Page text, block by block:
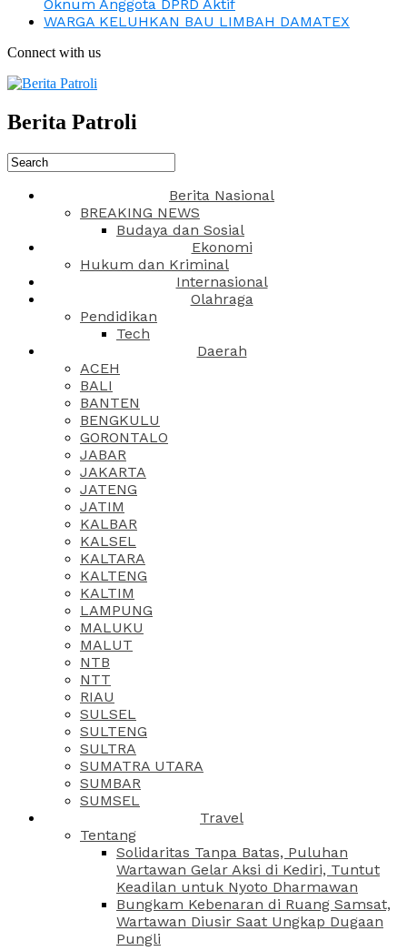
Oknum Anggota DPRD Aktif
WARGA KELUHKAN BAU LIMBAH DAMATEX
Connect with us
Berita Patroli
Berita Nasional
BREAKING NEWS
Budaya dan Sosial
Ekonomi
Hukum dan Kriminal
Internasional
Olahraga
Pendidikan
Tech
Daerah
ACEH
BALI
BANTEN
BENGKULU
GORONTALO
JABAR
JAKARTA
JATENG
JATIM
KALBAR
KALSEL
KALTARA
KALTENG
KALTIM
LAMPUNG
MALUKU
MALUT
NTB
NTT
RIAU
SULSEL
SULTENG
SULTRA
SUMATRA UTARA
SUMBAR
SUMSEL
Travel
Tentang
Solidaritas Tanpa Batas, Puluhan
Wartawan Gelar Aksi di Kediri, Tuntut
Keadilan untuk Nyoto Dharmawan
Bungkam Kebenaran di Ruang Samsat,
Wartawan Diusir Saat Ungkap Dugaan
Pungli